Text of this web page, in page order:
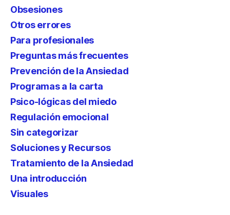
Obsesiones
Otros errores
Para profesionales
Preguntas más frecuentes
Prevención de la Ansiedad
Programas a la carta
Psico-lógicas del miedo
Regulación emocional
Sin categorizar
Soluciones y Recursos
Tratamiento de la Ansiedad
Una introducción
Visuales